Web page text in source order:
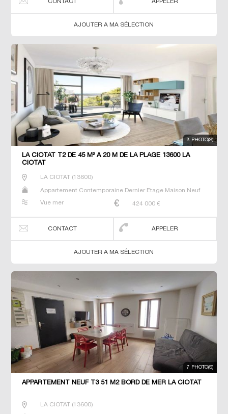
AJOUTER A MA SÉLECTION
3 PHOTO(S)
LA CIOTAT T2 DE 45 M² À 20 M DE LA PLAGE 13600 LA
CIOTAT
LA CIOTAT(13600)
Appartement Contemporaine Dernier Etage Maison Neuf
Vue mer
424 000 €
CONTACT APPELER
AJOUTER A MA SÉLECTION
7 PHOTO(S)
APPARTEMENT NEUF T3 51 M2 BORD DE MER LA CIOTAT
LA CIOTAT(13600)